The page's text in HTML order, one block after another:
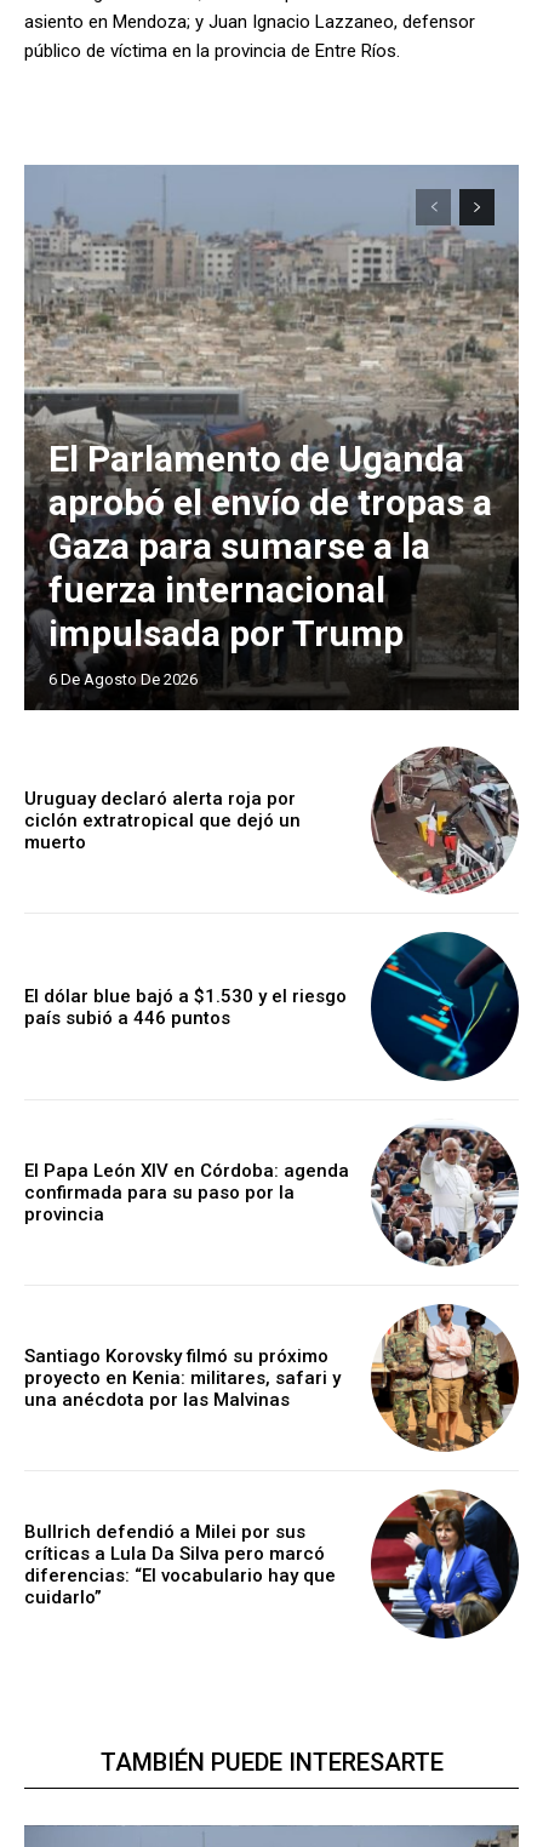
asiento en Mendoza; y Juan Ignacio Lazzaneo, defensor
público de víctima en la provincia de Entre Ríos.
El Parlamento de Uganda
aprobó el envío de tropas a
Gaza para sumarse a la
fuerza internacional
impulsada por Trump
6 De Agosto De 2026
Uruguay declaró alerta roja por
ciclón extratropical que dejó un
muerto
El dólar blue bajó a $1.530 y el riesgo
país subió a 446 puntos
El Papa León XIV en Córdoba: agenda
confirmada para su paso por la
provincia
Santiago Korovsky filmó su próximo
proyecto en Kenia: militares, safari y
una anécdota por las Malvinas
Bullrich defendió a Milei por sus
críticas a Lula Da Silva pero marcó
diferencias: “El vocabulario hay que
cuidarlo”
TAMBIÉN PUEDE INTERESARTE